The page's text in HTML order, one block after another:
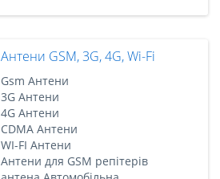
Антени GSM, 3G, 4G, Wi-Fi
Gsm Антени
3G Антени
4G Антени
CDMA Антени
WI-FI Антени
Антени для GSM репітерів